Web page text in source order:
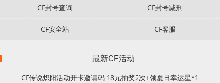
CF封号查询 CF封号减刑
CF安全站 CF客服
最新CF活动
CF传说炽阳活动开卡邀请码 18元抽奖2次+领夏日幸运星*1